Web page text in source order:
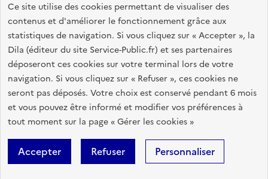
Ce site utilise des cookies permettant de visualiser des
contenus et d'améliorer le fonctionnement grâce aux
statistiques de navigation. Si vous cliquez sur « Accepter », la
Dila (éditeur du site Service-Public.fr) et ses partenaires
déposeront ces cookies sur votre terminal lors de votre
navigation. Si vous cliquez sur « Refuser », ces cookies ne
seront pas déposés. Votre choix est conservé pendant 6 mois
et vous pouvez être informé et modifier vos préférences à
tout moment sur la page « Gérer les cookies »
Accepter Refuser Personnaliser
info.gouv.fr
assemblee-nationale.fr
sénat.fr
Répertoire des informations publiques
Plan du site
Accessibilité du site : partiellement conforme
Accessibilité des sites de la DILA
Mentions légales
Recrutement
Données personnelles et sécurité
Gestion des cookies
Sauf mention contraire, tous les contenus de ce site sont sous
etalab-2.0